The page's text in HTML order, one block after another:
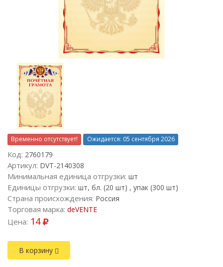
Временно отсутствует! Ожидается: 05 сентября 2026
Код: 2760179
Артикул: DVT-2140308
Минимальная единица отгрузки: шт
Единицы отгрузки: шт, бл. (20 шт) , упак (300 шт)
Страна происхождения: Россия
Торговая марка: deVENTE
Цена: 14
В корзину